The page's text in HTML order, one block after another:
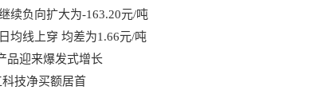
续负向扩大为-163.20元/吨
均线上穿 均差为1.66元/吨
品迎来爆发式增长
技净买额居首